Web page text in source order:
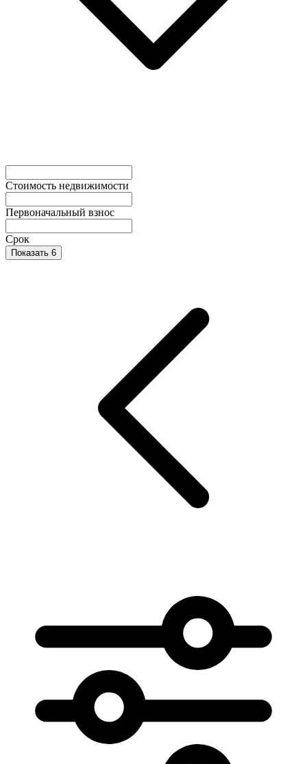
Стоимость недвижимости
Первоначальный взнос
Срок
Показать 6